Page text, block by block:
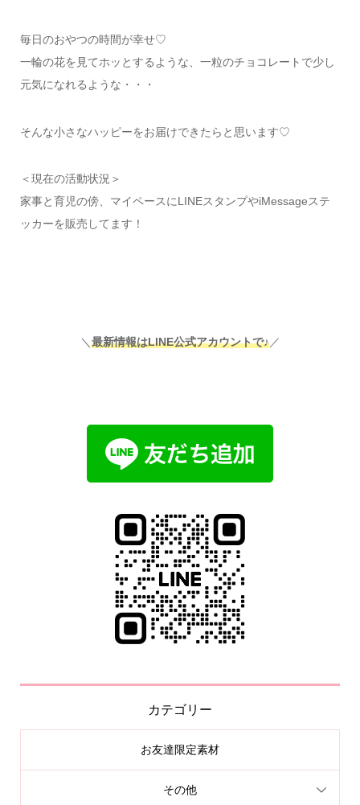
毎日のおやつの時間が幸せ♡
一輪の花を見てホッとするような、一粒のチョコレートで少し
元気になれるような・・・
そんな小さなハッピーをお届けできたらと思います♡
＜現在の活動状況＞
家事と育児の傍、マイペースにLINEスタンプやiMessageステ
ッカーを販売してます！
＼最新情報はLINE公式アカウントで♪／
カテゴリー
お友達限定素材
その他